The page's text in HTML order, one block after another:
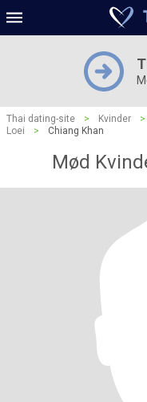
Thai dating-site > Kvinder >
Loei
> Chiang Khan
Mød